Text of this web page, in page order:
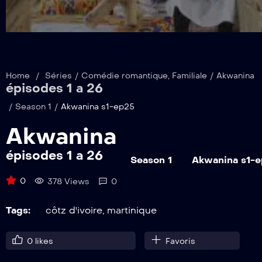
Home / Séries / Comédie romantique, Familiale / Akwanina
épisodes 1 a 26
/ Season 1 / Akwanina s1-ep25
Akwanina
épisodes 1 a 26 Season 1 Akwanina s1-
0 378 Views 0
Tags: côtz d'ivoire martinique
0 likes Favoris